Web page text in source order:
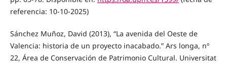
referencia: 10-10-2025)
Sánchez Muñoz, David (2013), “La avenida del Oeste de
Valencia: historia de un proyecto inacabado.” Ars longa, nº
22, Área de Conservación de Patrimonio Cultural. Universitat